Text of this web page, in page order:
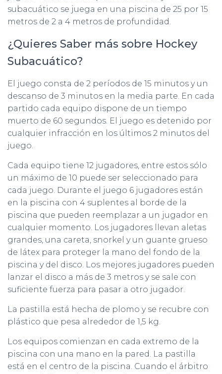
subacuático se juega en una piscina de 25 por 15
metros de 2 a 4 metros de profundidad.
¿Quieres Saber más sobre Hockey
Subacuático?
El juego consta de 2 períodos de 15 minutos y un
descanso de 3 minutos en la media parte. En cada
partido cada equipo dispone de un tiempo
muerto de 60 segundos. El juego es detenido por
cualquier infracción en los últimos 2 minutos del
juego.
Cada equipo tiene 12 jugadores, entre estos sólo
un máximo de 10 puede ser seleccionado para
cada juego. Durante el juego 6 jugadores están
en la piscina con 4 suplentes al borde de la
piscina que pueden reemplazar a un jugador en
cualquier momento. Los jugadores llevan aletas
grandes, una careta, snorkel y un guante grueso
de látex para proteger la mano del fondo de la
piscina y del disco. Los mejores jugadores pueden
lanzar el disco a más de 3 metros y se sale con
suficiente fuerza para pasar a otro jugador.
La pastilla está hecha de plomo y se recubre con
plástico que pesa alrededor de 1,5 kg.
Los equipos comienzan en cada extremo de la
piscina con una mano en la pared. La pastilla
está en el centro de la piscina. Cuando el árbitro